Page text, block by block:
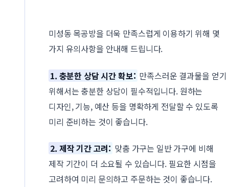
미성동 목공방을 더욱 만족스럽게 이용하기 위해 몇
가지 유의사항을 안내해 드립니다.
1. 충분한 상담 시간 확보: 만족스러운 결과물을 얻기
위해서는 충분한 상담이 필수적입니다. 원하는
디자인, 기능, 예산 등을 명확하게 전달할 수 있도록
미리 준비하는 것이 좋습니다.
2. 제작 기간 고려: 맞춤 가구는 일반 가구에 비해
제작 기간이 더 소요될 수 있습니다. 필요한 시점을
고려하여 미리 문의하고 주문하는 것이 좋습니다.